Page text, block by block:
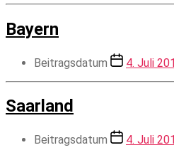
Bayern
Beitragsdatum 4. Juli
Saarland
Beitragsdatum 4. Juli